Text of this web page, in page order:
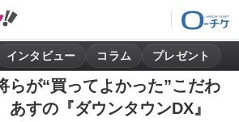
インタビュー コラム プレゼント
らが“買ってよかった”こだわ
すの『ダウンタウンDX』